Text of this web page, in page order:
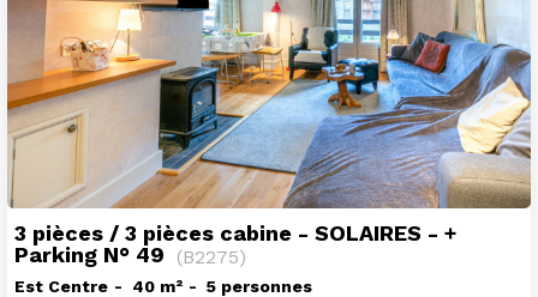
3 pièces / 3 pièces cabine - SOLAIRES - +
Parking N° 49
(B2275)
Est Centre 40 m²
5 personnes